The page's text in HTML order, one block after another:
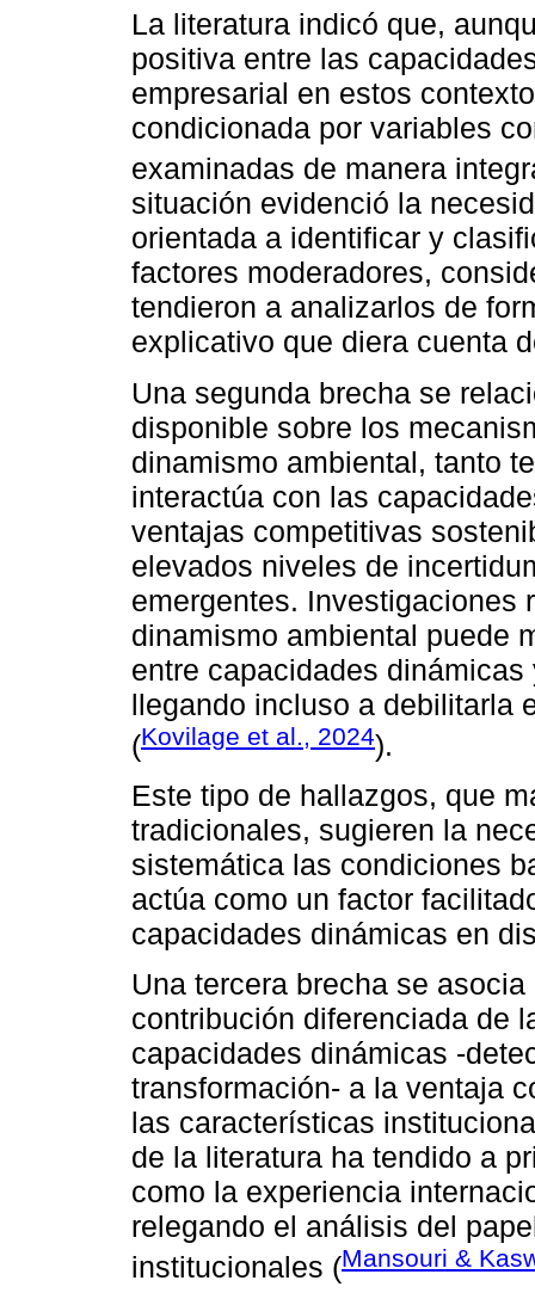
La literatura indicó que,
positiva entre las
empresarial en estos
condicionada por variables
examinadas de manera
situación evidenció la
orientada a identificar y
factores moderadores,
tendieron a analizarlos de
explicativo que diera cuenta
Una segunda brecha se
disponible sobre los
dinamismo ambiental, tanto
interactúa con las
ventajas competitivas
elevados niveles de
emergentes. Investigaciones
dinamismo ambiental puede
entre capacidades
llegando incluso a debilitarla
(Kovilage et al., 2024).
Este tipo de hallazgos, que
tradicionales, sugieren la
sistemática las condiciones
actúa como un factor
capacidades dinámicas en
Una tercera brecha se
contribución diferenciada de
capacidades dinámicas -
transformación- a la ventaja
las características
de la literatura ha tendido a
como la experiencia
relegando el análisis del
institucionales (Mansouri &